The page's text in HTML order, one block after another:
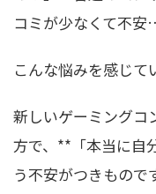
コミが少なくて不安
こんな悩みを感じて
新しいゲーミングコ
方で、**「本当に自
う不安がつきもので